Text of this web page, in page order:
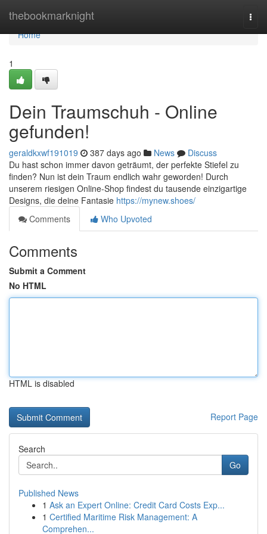
thebookmarknight
Home
Home
1
Dein Traumschuh - Online
gefunden!
geraldkxwf191019 387 days ago News
Discuss
Du hast schon immer davon geträumt, der perfekte Stiefel zu
finden? Nun ist dein Traum endlich wahr geworden! Durch
unserem riesigen Online-Shop findest du tausende einzigartige
Designs, die deine Fantasie https://mynew.shoes/
Comments
Who Upvoted
Comments
Submit a Comment
No HTML
HTML is disabled
Report Page
Search
Go
Published News
1 Ask an Expert Online: Credit Card Costs Exp...
1 Certified Maritime Risk Management: A
Comprehen...